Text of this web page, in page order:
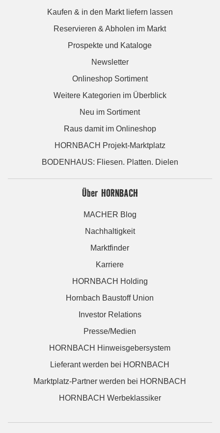
Kaufen & in den Markt liefern lassen
Reservieren & Abholen im Markt
Prospekte und Kataloge
Newsletter
Onlineshop Sortiment
Weitere Kategorien im Überblick
Neu im Sortiment
Raus damit im Onlineshop
HORNBACH Projekt-Marktplatz
BODENHAUS: Fliesen. Platten. Dielen
Über HORNBACH
MACHER Blog
Nachhaltigkeit
Marktfinder
Karriere
HORNBACH Holding
Hornbach Baustoff Union
Investor Relations
Presse/Medien
HORNBACH Hinweisgebersystem
Lieferant werden bei HORNBACH
Marktplatz-Partner werden bei HORNBACH
HORNBACH Werbeklassiker